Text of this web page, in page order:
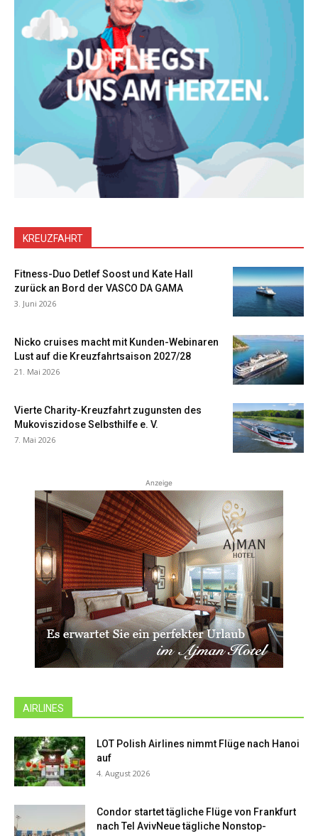
KREUZFAHRT
Fitness-Duo Detlef Soost und Kate Hall
zurück an Bord der VASCO DA GAMA
3. Juni 2026
Nicko cruises macht mit Kunden-Webinaren
Lust auf die Kreuzfahrtsaison 2027/28
21. Mai 2026
Vierte Charity-Kreuzfahrt zugunsten des
Mukoviszidose Selbsthilfe e. V.
7. Mai 2026
Anzeige
AIRLINES
LOT Polish Airlines nimmt Flüge nach Hanoi
auf
4. August 2026
Condor startet tägliche Flüge von Frankfurt
nach Tel AvivNeue tägliche Nonstop-